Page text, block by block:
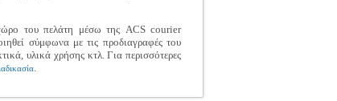
του πελάτη μέσω της ACS courier
σύμφωνα με τις προδιαγραφές του
υλικά χρήσης κτλ. Για περισσότερες
.